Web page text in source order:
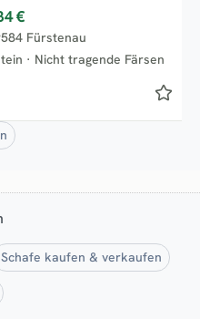
€
· Nicht tragende Färsen
Fürstenau
Schafe kaufen & verkaufen